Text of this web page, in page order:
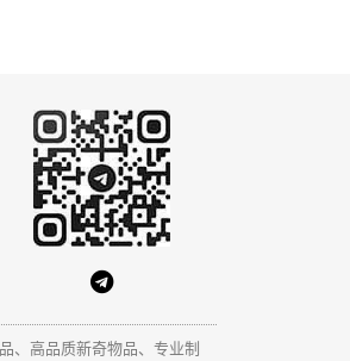
、高品质新奇物品、专业制